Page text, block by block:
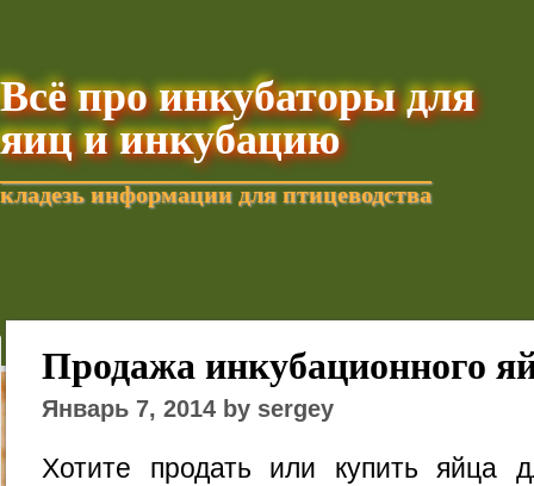
Всё про инкубаторы для
яиц и инкубацию
кладезь информации для птицеводства
Добавить текущую
Продажа инкубационного
Январь 7, 2014 by sergey
Хотите продать или купить яйца